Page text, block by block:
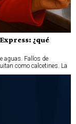
¿qué
aguas. Fallos de
como calcetines. La